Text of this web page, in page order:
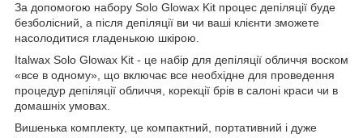
За допомогою набору Solo Glowax Kit процес депіляції буде
безболісний, а після депіляції ви чи ваші клієнти зможете
насолодитися гладенькою шкірою.
Italwax Solo Glowax Kit - це набір для депіляції обличчя воском
«все в одному», що включає все необхідне для проведення
процедур депіляції обличчя, корекції брів в салоні краси чи в
домашніх умовах.
Вишенька комплекту, це компактний, портативний і дуже